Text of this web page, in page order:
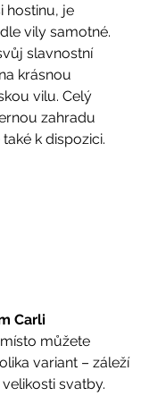
hostinu, je
vily samotné.
slavnostní
krásnou
vilu. Celý
zahradu
k dispozici.
Carli
můžete
variant – záleží
svatby.